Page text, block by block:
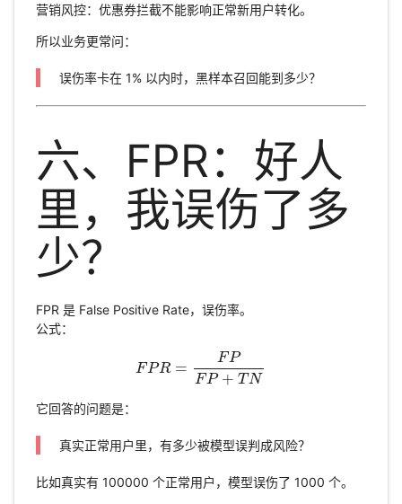
营销风控：优惠券拦截不能影响正常新用户转化。
所以业务更常问：
误伤率卡在 1% 以内时，黑样本召回能到多少？
六、FPR：好人
里，我误伤了多
少？
FPR 是 False Positive Rate，误伤率。
公式：
FPR =
FP
FP + T N
FP R= FPFP+TN
它回答的问题是：
真实正常用户里，有多少被模型误判成风险？
比如真实有 100000 个正常用户，模型误伤了 1000 个。